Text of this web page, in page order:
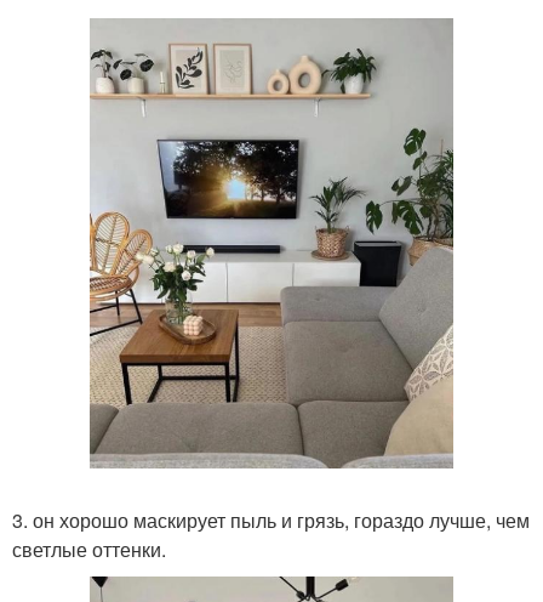
3. он хорошо маскирует пыль и грязь, гораздо лучше, чем
светлые оттенки.